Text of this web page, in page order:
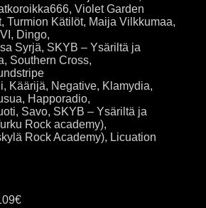
Violet Garden
Turmion Kätilöt, Maija Vilkkumaa,
Dingo,
Syrjä, SKYB – Ysäriltä ja
Southern Cross,
Käärijä, Negative, Klamydia,
Happoradio,
Savo, SKYB – Ysäriltä ja
Rock academy),
Rock Academy), Licuation